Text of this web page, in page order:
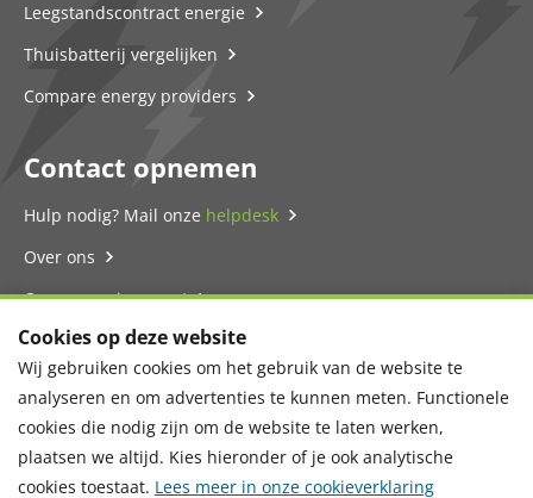
Cookies op deze website
Wij gebruiken cookies om het gebruik van de website te
analyseren en om advertenties te kunnen meten. Functionele
cookies die nodig zijn om de website te laten werken,
plaatsen we altijd. Kies hieronder of je ook analytische
cookies toestaat. Lees meer in onze cookieverklaring
Leegstandscontract energie
Thuisbatterij vergelijken
Compare energy providers
Contact opnemen
Hulp nodig? Mail onze helpdesk
Over ons
Onze energie-expert
Contact
Privacyverklaring